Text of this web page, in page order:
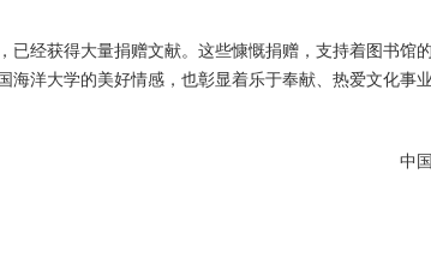
经获得大量捐赠文献。这些慷慨捐赠，支持着图书馆
洋大学的美好情感，也彰显着乐于奉献、热爱文化事业
中